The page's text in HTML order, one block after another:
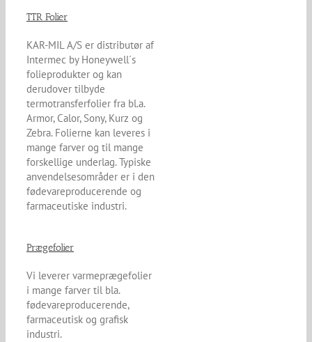
TTR Folier
KAR-MIL A/S er distributør af
Intermec by Honeywell´s
folieprodukter og kan
derudover tilbyde
termotransferfolier fra bl.a.
Armor, Calor, Sony, Kurz og
Zebra. Folierne kan leveres i
mange farver og til mange
forskellige underlag. Typiske
anvendelsesområder er i den
fødevareproducerende og
farmaceutiske industri.
Prægefolier
Vi leverer varmeprægefolier
i mange farver til bla.
fødevareproducerende,
farmaceutisk og grafisk
industri.